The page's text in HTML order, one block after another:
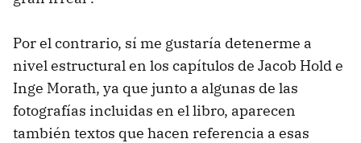
Por el contrario, sí me gustaría detenerme a
nivel estructural en los capítulos de Jacob Hold e
Inge Morath, ya que junto a algunas de las
fotografías incluidas en el libro, aparecen
también textos que hacen referencia a esas